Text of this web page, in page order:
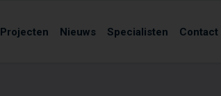
Projecten Nieuws Specialisten Contact